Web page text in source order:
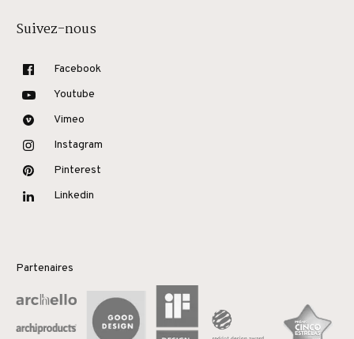
Suivez-nous
Facebook
Youtube
Vimeo
Instagram
Pinterest
Linkedin
Partenaires